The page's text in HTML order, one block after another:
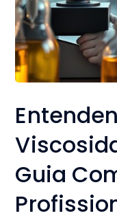
Guia